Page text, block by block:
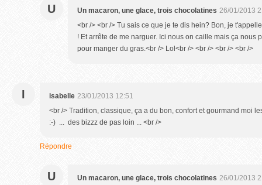
U Un macaron, une glace, trois chocolatines 26/01/2013
<br /> <br /> Tu sais ce que je te dis hein? Bon, je
! Et arrête de me narguer. Ici nous on caille mais ça nous
pour manger du gras.<br /> Lol<br /> <br /> <br /> <br />
I isabelle 23/01/2013 12:51
<br /> Tradition, classique, ça a du bon, confort et gourmand moi
:-) ... des bizzz de pas loin ... <br />
Répondre
U Un macaron, une glace, trois chocolatines 26/01/2013